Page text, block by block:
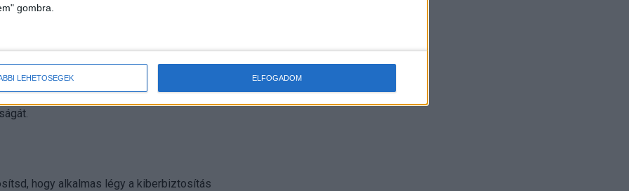
gombra.
LEHETŐSÉGEK ELFOGADOM
illetve pénzügyi szolgáltatások (32%).
arányokat jelző szektorok voltak azok, akik arról
incidens után. Ez kiemeli a katasztrófahelyzetek
hogy alkalmas légy a kiberbiztosítás